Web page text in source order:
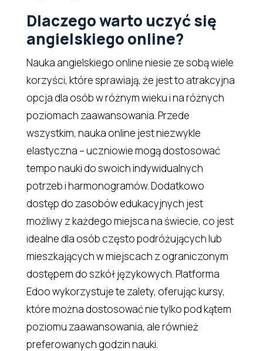
Dlaczego warto uczyć się
angielskiego online?
Nauka angielskiego online niesie ze sobą wiele
korzyści, które sprawiają, że jest to atrakcyjna
opcja dla osób w różnym wieku i na różnych
poziomach zaawansowania. Przede
wszystkim, nauka online jest niezwykle
elastyczna – uczniowie mogą dostosować
tempo nauki do swoich indywidualnych
potrzeb i harmonogramów. Dodatkowo
dostęp do zasobów edukacyjnych jest
możliwy z każdego miejsca na świecie, co jest
idealne dla osób często podróżujących lub
mieszkających w miejscach z ograniczonym
dostępem do szkół językowych. Platforma
Edoo wykorzystuje te zalety, oferując kursy,
które można dostosować nie tylko pod kątem
poziomu zaawansowania, ale również
preferowanych godzin nauki.